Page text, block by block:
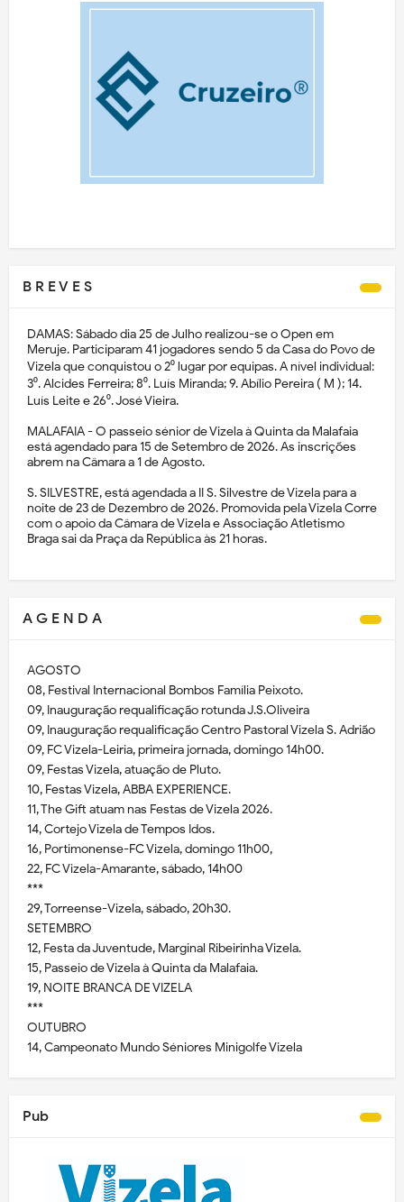
B R E V E S
DAMAS: Sábado dia 25 de Julho realizou-se o Open em
Meruje. Participaram 41 jogadores sendo 5 da Casa do Povo de
Vizela que conquistou o 2⁰ lugar por equipas. A nível individual:
3⁰. Alcides Ferreira; 8⁰. Luís Miranda; 9. Abílio Pereira ( M ); 14.
Luís Leite e 26⁰. José Vieira.
MALAFAIA - O passeio sénior de Vizela à Quinta da Malafaia
está agendado para 15 de Setembro de 2026. As inscrições
abrem na Câmara a 1 de Agosto.
S. SILVESTRE, está agendada a II S. Silvestre de Vizela para a
noite de 23 de Dezembro de 2026. Promovida pela Vizela Corre
com o apoio da Câmara de Vizela e Associação Atletismo
Braga sai da Praça da República às 21 horas.
A G E N D A
AGOSTO
08, Festival Internacional Bombos Família Peixoto.
09, Inauguração requalificação rotunda J.S.Oliveira
09, Inauguração requalificação Centro Pastoral Vizela S. Adrião
09, FC Vizela-Leiria, primeira jornada, domingo 14h00.
09, Festas Vizela, atuação de Pluto.
10, Festas Vizela, ABBA EXPERIENCE.
11, The Gift atuam nas Festas de Vizela 2026.
14, Cortejo Vizela de Tempos Idos.
16, Portimonense-FC Vizela, domingo 11h00,
22, FC Vizela-Amarante, sábado, 14h00
***
29, Torreense-Vizela, sábado, 20h30.
SETEMBRO
12, Festa da Juventude, Marginal Ribeirinha Vizela.
15, Passeio de Vizela à Quinta da Malafaia.
19, NOITE BRANCA DE VIZELA
***
OUTUBRO
14, Campeonato Mundo Séniores Minigolfe Vizela
Pub